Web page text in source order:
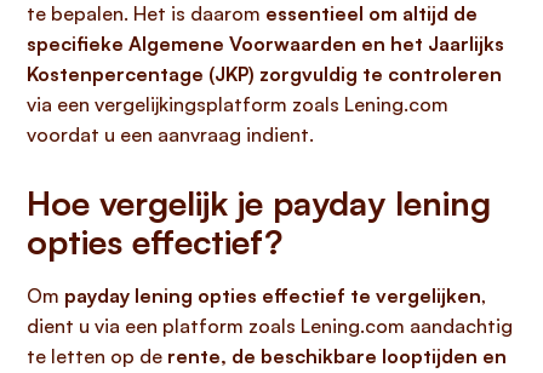
te bepalen. Het is daarom essentieel om altijd de
specifieke Algemene Voorwaarden en het Jaarlijks
Kostenpercentage (JKP) zorgvuldig te controleren
via een vergelijkingsplatform zoals Lening.com
voordat u een aanvraag indient.
Hoe vergelijk je payday lening
opties effectief?
Om payday lening opties effectief te vergelijken,
dient u via een platform zoals Lening.com aandachtig
te letten op de rente, de beschikbare looptijden en